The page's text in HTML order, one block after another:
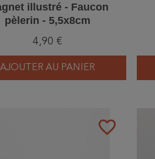
illustré - Faucon
pèlerin - 5,5x8cm
4,90 €
AJOUTER AU PANIER
favorite_border